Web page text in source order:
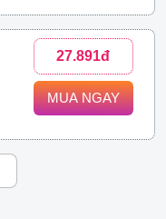
27.891đ
MUA NGAY